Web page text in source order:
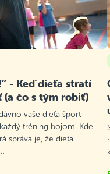
- Keď dieťa stratí
čo s tým robiť)
vaše dieťa šport
tréning bojom. Kde
správa je, že dieťa